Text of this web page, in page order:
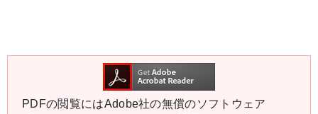
PDFの閲覧にはAdobe社の無償のソフトウェア